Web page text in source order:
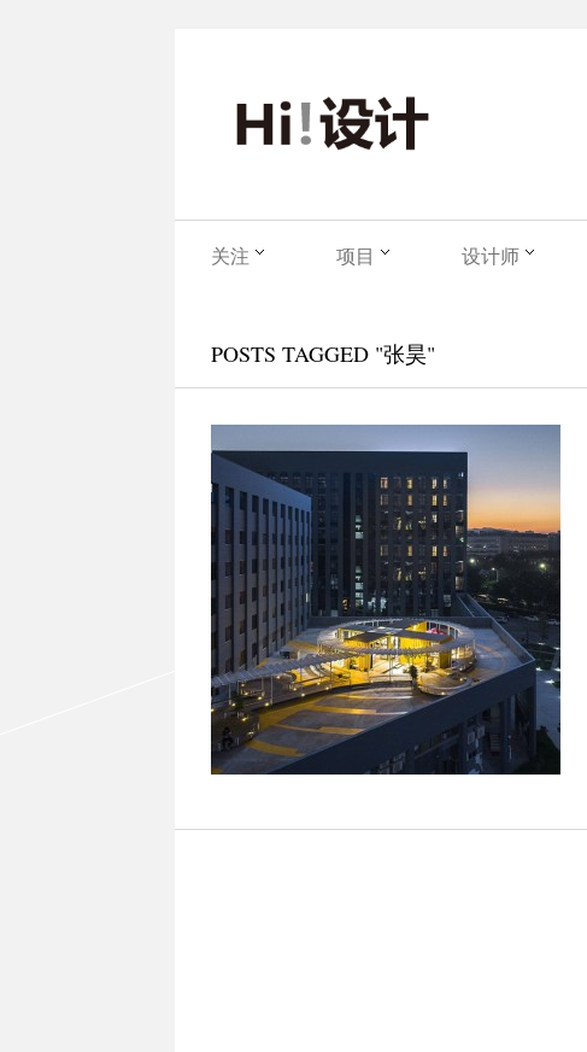
关注 项目 设计师
POSTS TAGGED "张昊"